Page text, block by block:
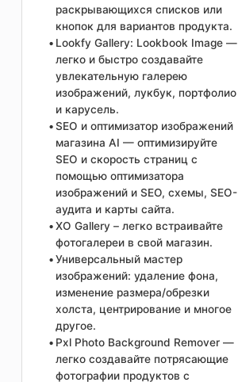
раскрывающихся списков или
кнопок для вариантов продукта.
Lookfy Gallery: Lookbook Image —
легко и быстро создавайте
увлекательную галерею
изображений, лукбук, портфолио
и карусель.
SEO и оптимизатор изображений
магазина AI — оптимизируйте
SEO и скорость страниц с
помощью оптимизатора
изображений и SEO, схемы, SEO-
аудита и карты сайта.
XO Gallery – легко встраивайте
фотогалереи в свой магазин.
Универсальный мастер
изображений: удаление фона,
изменение размера/обрезки
холста, центрирование и многое
другое.
Pxl Photo Background Remover —
легко создавайте потрясающие
фотографии продуктов с